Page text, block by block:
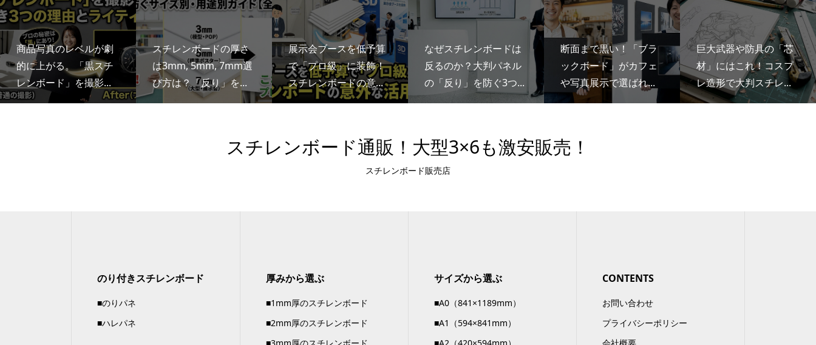
商品写真のレベルが劇
的に上がる。「黒スチ
レンボード」を撮影...
スチレンボードの厚さ
は3mm, 5mm, 7mm選
び方は？「反り」を...
展示会ブースを低予算
で「プロ級」に装飾！
スチレンボードの意...
なぜスチレンボードは
反るのか？大判パネル
の「反り」を防ぐ3つ...
断面まで黒い！「ブラ
ックボード」がカフェ
や写真展示で選ばれ...
巨大武器や防具の「芯
材」にはこれ！コスプ
レ造形で大判スチレ...
スチレンボード通販！大型3×6も激安販売！
スチレンボード販売店
のり付きスチレンボード
■のりパネ
■ハレパネ
厚みから選ぶ
■1mm厚のスチレンボード
■2mm厚のスチレンボード
サイズから選ぶ
■A0（841×1189mm）
■A1（594×841mm）
CONTENTS
お問い合わせ
プライバシーポリシー